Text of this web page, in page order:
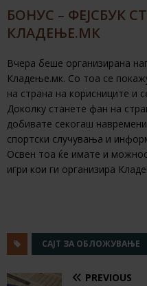
БОНУС – ФЕЈСБУК
КЛАДЕЊЕ.МК
Вчера беше организирана
Кладење.мк. Со тоа се
на страна на корисниците и
Доколку станете фан на
добивате секогаш
спортски случувања и
Освен тоа ќе имате и
игри кои ги организира
САЈТ ЗА ОБЛОЖУВАЊЕ
PREVIOUS